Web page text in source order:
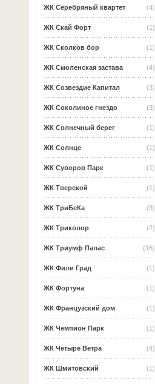
(4)
ЖК Серебряный квартет
(1)
ЖК Скай Форт
(1)
ЖК Сколков бор
(4)
ЖК Смоленская застава
(3)
ЖК Созвездие Капитал
(3)
ЖК Соколиное гнездо
(1)
ЖК Солнечный берег
(1)
ЖК Солнце
(1)
ЖК Суворов Парк
(1)
ЖК Тверской
(3)
ЖК ТриБеКа
(2)
ЖК Триколор
(16)
ЖК Триумф Палас
(1)
ЖК Фили Град
(1)
ЖК Фортуна
(1)
ЖК Французский дом
(1)
ЖК Чемпион Парк
(4)
ЖК Четыре Ветра
(1)
ЖК Шмитовский